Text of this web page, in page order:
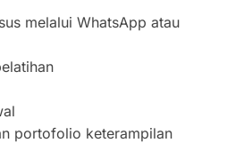
melalui WhatsApp atau
portofolio keterampilan